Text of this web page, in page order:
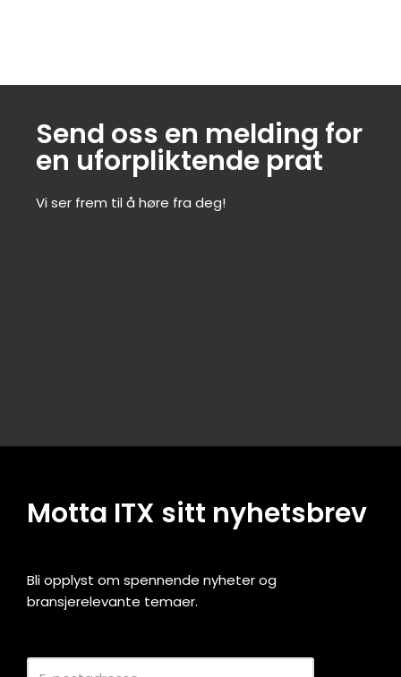
Send oss en melding for
en uforpliktende prat
Vi ser frem til å høre fra deg!
Motta ITX sitt nyhetsbrev
Bli opplyst om spennende nyheter og
bransjerelevante temaer.